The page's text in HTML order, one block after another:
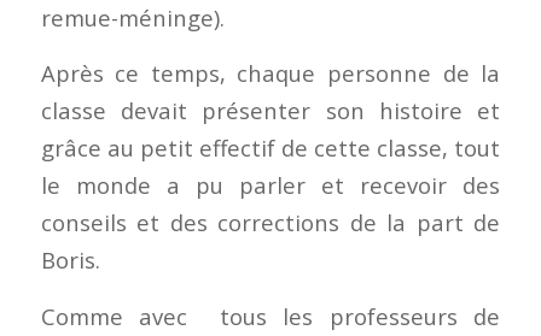
remue-méninge).
Après ce temps, chaque personne de la
classe devait présenter son histoire et
grâce au petit effectif de cette classe, tout
le monde a pu parler et recevoir des
conseils et des corrections de la part de
Boris.
Comme avec tous les professeurs de